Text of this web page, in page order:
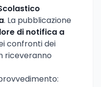
. La pubblicazione
di notifica a
confronti dei
riceveranno